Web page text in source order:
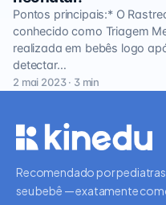
Pontos principais:* O
conhecido como Triagem
realizada em bebês logo
detectar…
2 mai 2023 · 3 min
Recomendado por
seu bebê — exatamente